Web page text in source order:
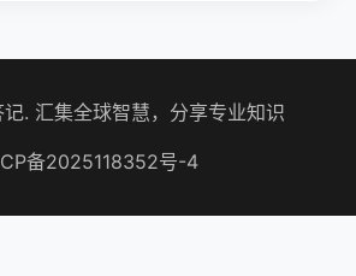
. 汇集全球智慧，分享专业知识
备2025118352号-4